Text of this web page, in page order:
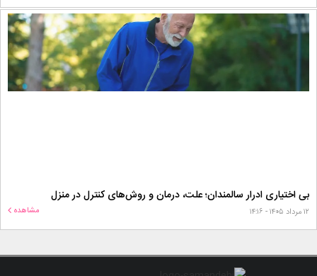
بی اختیاری ادرار سالمندان؛ علت، درمان و روش‌های کنترل در منزل
۱۲ مرداد ۱۴۰۵ - ۱۴:۱۶ مشاهده